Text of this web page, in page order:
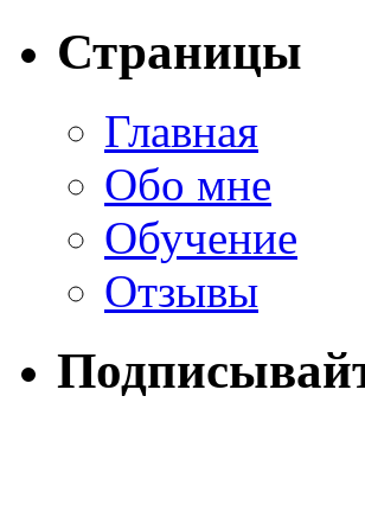
Страницы
Главная
Обо мне
Обучение
Отзывы